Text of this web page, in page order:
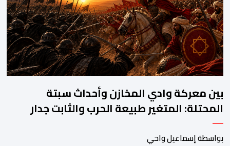
رخصة، وهي الأفعال الإجرامية التي […]
بين معركة وادي المخازن وأحداث سبتة
المحتلة: المتغير طبيعة الحرب والثابت جدار
الصد الوطني
بواسطة إسماعيل واحي